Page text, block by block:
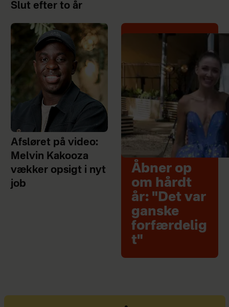
Slut efter to år
Afsløret på video:
Melvin Kakooza
vækker opsigt i nyt
job
Åbner op
om hårdt
år: "Det var
ganske
forfærdelig
t"